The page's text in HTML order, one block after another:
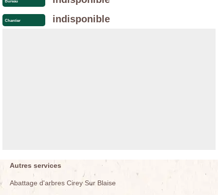
Bureau
Chantier indisponible
Autres services
Abattage d'arbres Cirey Sur Blaise